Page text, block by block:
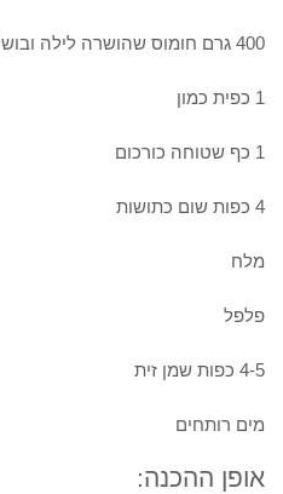
400 גרם חומוס שהושרה לילה ובושל עד ריכוך
1 כפית כמון
1 כף שטוחה כורכום
4 כפות שום כתושות
מלח
פלפל
4-5 כפות שמן זית
מים רותחים
אופן ההכנה: